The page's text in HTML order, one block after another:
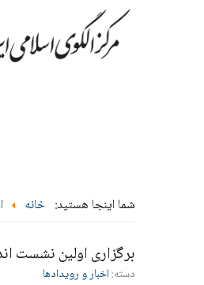
شما اینجا هستید: خانه
برگزاری اولین نشست
دسته:اخبار و رویدادها